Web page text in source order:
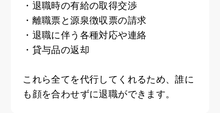
・退職時の有給の取得交渉
・離職票と源泉徴収票の請求
・退職に伴う各種対応や連絡
・貸与品の返却
これら全てを代行してくれるため、誰に
も顔を合わせずに退職ができます。